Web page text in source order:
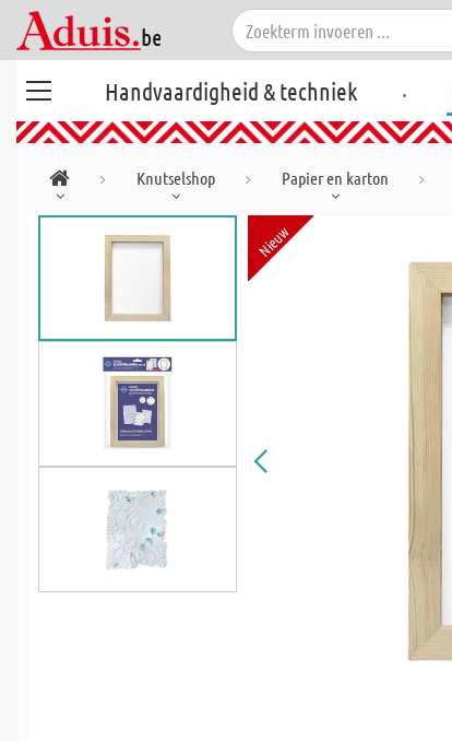
Handvaardigheid & techniek .
Knutselshop Papier en karton
Nieuw